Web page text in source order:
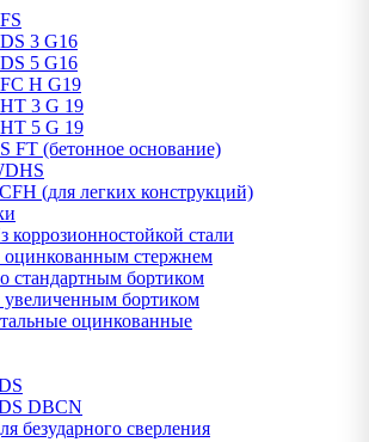
3 G16
5 G16
H G19
3 G 19
5 G 19
FT (бетонное основание)
(для легких конструкций)
коррозионностойкой стали
стержнем
стандартным бортиком
бортиком
оцинкованные
DBCN
безударного сверления